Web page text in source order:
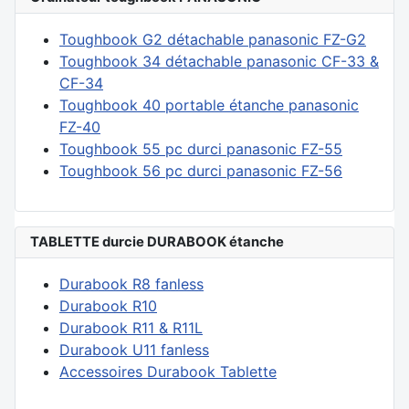
Toughbook G2 détachable panasonic FZ-G2
Toughbook 34 détachable panasonic CF-33 &
CF-34
Toughbook 40 portable étanche panasonic
FZ-40
Toughbook 55 pc durci panasonic FZ-55
Toughbook 56 pc durci panasonic FZ-56
TABLETTE durcie DURABOOK étanche
Durabook R8 fanless
Durabook R10
Durabook R11 & R11L
Durabook U11 fanless
Accessoires Durabook Tablette